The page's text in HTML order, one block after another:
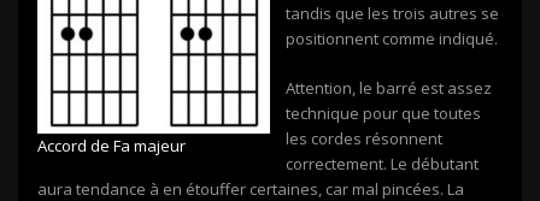
Accord de Fa majeur
tandis que les trois autres se
positionnent comme indiqué.
Attention, le barré est assez
technique pour que toutes
les cordes résonnent
correctement. Le débutant
aura tendance à en étouffer certaines, car mal pincées. La